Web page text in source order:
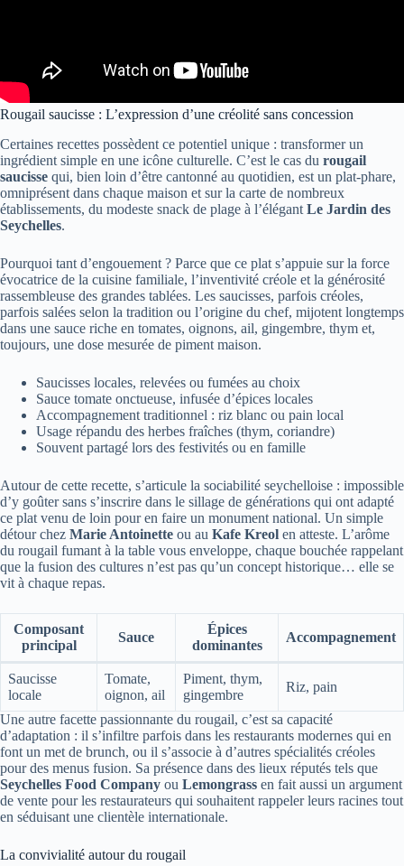
Rougail saucisse : L’expression d’une créolité sans concession
Certaines recettes possèdent ce potentiel unique : transformer un
ingrédient simple en une icône culturelle. C’est le cas du rougail
saucisse qui, bien loin d’être cantonné au quotidien, est un plat-phare,
omniprésent dans chaque maison et sur la carte de nombreux
établissements, du modeste snack de plage à l’élégant Le Jardin des
Seychelles.
Pourquoi tant d’engouement ? Parce que ce plat s’appuie sur la force
évocatrice de la cuisine familiale, l’inventivité créole et la générosité
rassembleuse des grandes tablées. Les saucisses, parfois créoles,
parfois salées selon la tradition ou l’origine du chef, mijotent longtemps
dans une sauce riche en tomates, oignons, ail, gingembre, thym et,
toujours, une dose mesurée de piment maison.
Saucisses locales, relevées ou fumées au choix
Sauce tomate onctueuse, infusée d’épices locales
Accompagnement traditionnel : riz blanc ou pain local
Usage répandu des herbes fraîches (thym, coriandre)
Souvent partagé lors des festivités ou en famille
Autour de cette recette, s’articule la sociabilité seychelloise : impossible
d’y goûter sans s’inscrire dans le sillage de générations qui ont adapté
ce plat venu de loin pour en faire un monument national. Un simple
détour chez Marie Antoinette ou au Kafe Kreol en atteste. L’arôme
du rougail fumant à la table vous enveloppe, chaque bouchée rappelant
que la fusion des cultures n’est pas qu’un concept historique… elle se
vit à chaque repas.
Composant
principal
Sauce
Épices
dominantes
Accompagnement
Saucisse
locale
Tomate,
oignon, ail
Piment, thym,
gingembre
Riz, pain
Une autre facette passionnante du rougail, c’est sa capacité
d’adaptation : il s’infiltre parfois dans les restaurants modernes qui en
font un met de brunch, ou il s’associe à d’autres spécialités créoles
pour des menus fusion. Sa présence dans des lieux réputés tels que
Seychelles Food Company ou Lemongrass en fait aussi un argument
de vente pour les restaurateurs qui souhaitent rappeler leurs racines tout
en séduisant une clientèle internationale.
La convivialité autour du rougail